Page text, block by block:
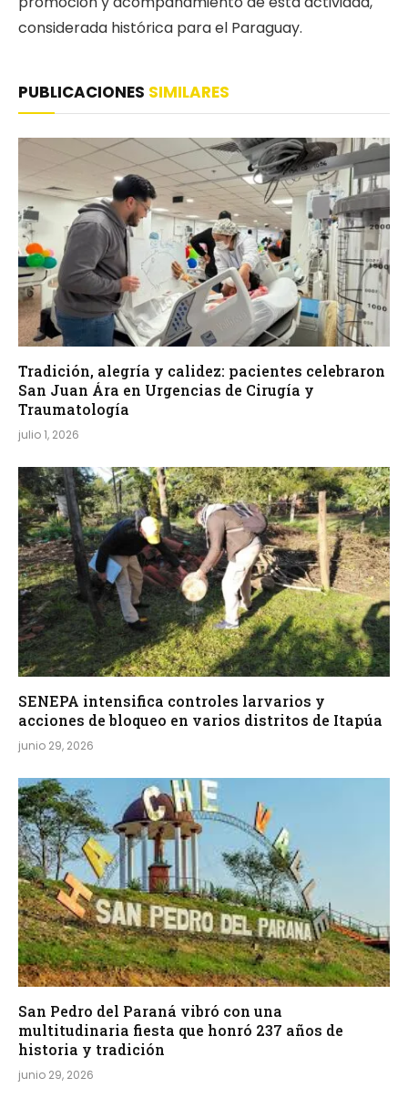
considerada histórica para el Paraguay.
PUBLICACIONES SIMILARES
Tradición, alegría y calidez: pacientes celebraron
San Juan Ára en Urgencias de Cirugía y
Traumatología
julio 1, 2026
SENEPA intensifica controles larvarios y
acciones de bloqueo en varios distritos de Itapúa
junio 29, 2026
San Pedro del Paraná vibró con una
multitudinaria fiesta que honró 237 años de
historia y tradición
junio 29, 2026